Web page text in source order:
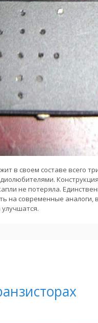
в своем составе всего
не потеряла.
на современные аналоги,